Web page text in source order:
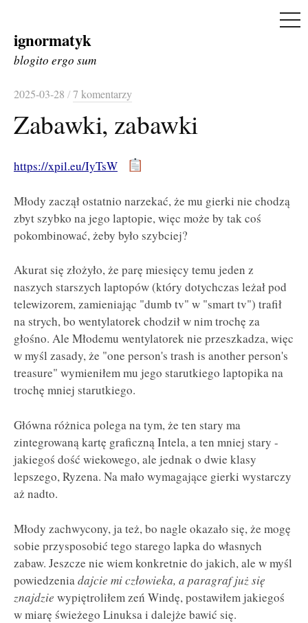
Skip
to
ignormatyk
blogito ergo sum
2025-03-28 /7 komentarzy
Zabawki, zabawki
https://xpil.eu/IyTsW
Młody zaczął ostatnio narzekać, że mu gierki nie chodzą
zbyt szybko na jego laptopie, więc może by tak coś
pokombinować, żeby było szybciej?
Akurat się złożyło, że parę miesięcy temu jeden z
naszych starszych laptopów (który dotychczas leżał pod
telewizorem, zamieniając "dumb tv" w "smart tv") trafił
na strych, bo wentylatorek chodził w nim trochę za
głośno. Ale Młodemu wentylatorek nie przeszkadza, więc
w myśl zasady, że "one person's trash is another person's
treasure" wymieniłem mu jego starutkiego laptopika na
trochę mniej starutkiego.
Główna różnica polega na tym, że ten stary ma
zintegrowaną kartę graficzną Intela, a ten mniej stary -
jakiegoś dość wiekowego, ale jednak o dwie klasy
lepszego, Ryzena. Na mało wymagające gierki wystarczy
aż nadto.
Młody zachwycony, ja też, bo nagle okazało się, że mogę
sobie przysposobić tego starego lapka do własnych
zabaw. Jeszcze nie wiem konkretnie do jakich, ale w myśl
powiedzenia dajcie mi człowieka, a paragraf już się
znajdzie wypiętroliłem zeń Windę, postawiłem jakiegoś
w miarę świeżego Linuksa i dalejże bawić się.